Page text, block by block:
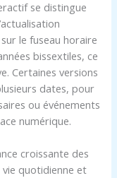
se distingue
le fuseau horaire
bissextiles, ce
Certaines versions
dates, pour
ou événements
numérique.
croissante des
quotidienne et